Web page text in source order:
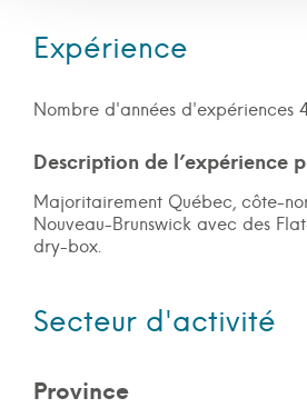
Expérience
Nombre d'années d'expériences
Description de l’expérience
Majoritairement Québec, côte-
Nouveau-Brunswick avec des
dry-box.
Secteur d'activité
Province